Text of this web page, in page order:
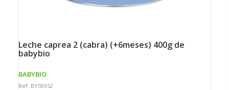
leche caprea 2 (cabra) (+6meses) 400g de
babybio
BABYBIO
Ref: BY59352